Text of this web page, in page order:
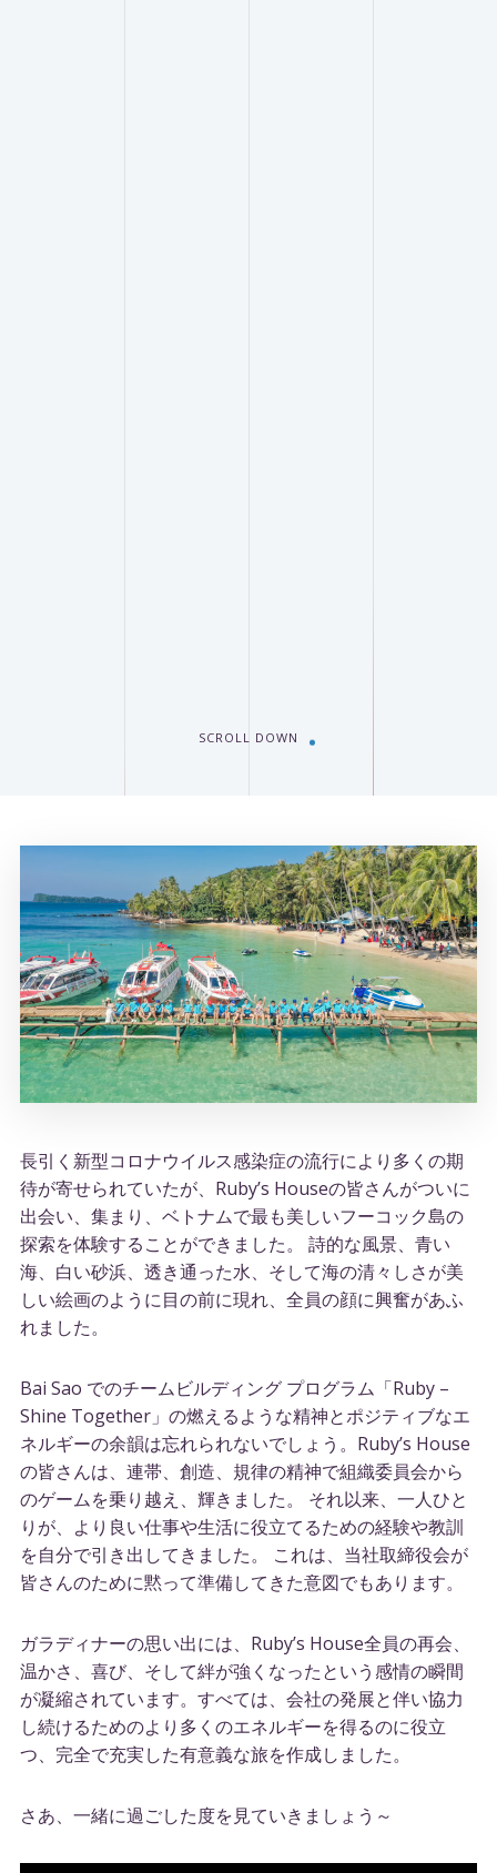
SCROLL DOWN
長引く新型コロナウイルス感染症の流行により多くの期
待が寄せられていたが、Ruby’s Houseの皆さんがついに
出会い、集まり、ベトナムで最も美しいフーコック島の
探索を体験することができました。 詩的な風景、青い
海、白い砂浜、透き通った水、そして海の清々しさが美
しい絵画のように目の前に現れ、全員の顔に興奮があふ
れました。
Bai Sao でのチームビルディング プログラム「Ruby –
Shine Together」の燃えるような精神とポジティブなエ
ネルギーの余韻は忘れられないでしょう。Ruby’s House
の皆さんは、連帯、創造、規律の精神で組織委員会から
のゲームを乗り越え、輝きました。 それ以来、一人ひと
りが、より良い仕事や生活に役立てるための経験や教訓
を自分で引き出してきました。 これは、当社取締役会が
皆さんのために黙って準備してきた意図でもあります。
ガラディナーの思い出には、Ruby’s House全員の再会、
温かさ、喜び、そして絆が強くなったという感情の瞬間
が凝縮されています。すべては、会社の発展と伴い協力
し続けるためのより多くのエネルギーを得るのに役立
つ、完全で充実した有意義な旅を作成しました。
さあ、一緒に過ごした度を見ていきましょう～